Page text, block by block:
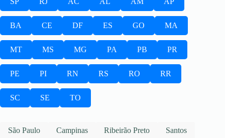
BA CE DF ES GO MA
MT MS MG PA PB PR
PE PI RN RS RO RR
SC SE TO
São Paulo Campinas Ribeirão Preto
Santos